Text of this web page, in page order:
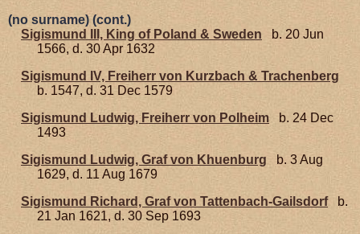
(no surname) (cont.)
Sigismund III, King of Poland & Sweden
b. 20 Jun
1566, d. 30 Apr 1632
Sigismund IV, Freiherr von Kurzbach & Trachenberg
b. 1547, d. 31 Dec 1579
Sigismund Ludwig, Freiherr von Polheim
b. 24 Dec
1493
Sigismund Ludwig, Graf von Khuenburg
b. 3 Aug
1629, d. 11 Aug 1679
Sigismund Richard, Graf von Tattenbach-Gailsdorf
b.
21 Jan 1621, d. 30 Sep 1693